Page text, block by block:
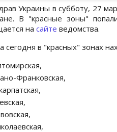
Украины в субботу, 27
В "красные зоны"
на сайте ведомства.
сегодня в "красных" зонах
Франковская,